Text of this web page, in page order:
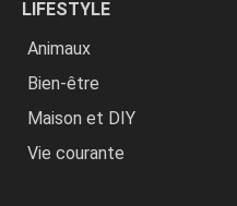
LIFESTYLE
Animaux
Bien-être
Maison et DIY
Vie courante